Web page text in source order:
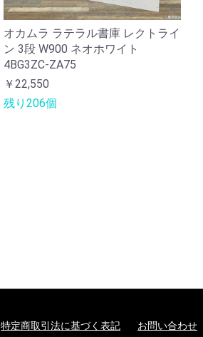
オカムラ ラテラル書庫 レクトライ
ン 3段 W900 ネオホワイト
4BG3ZC-ZA75
￥22,550
残り206個
特定商取引法に基づく表記 お問い合わせ